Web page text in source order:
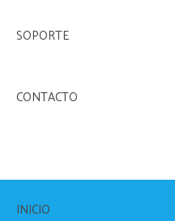
SOPORTE
CONTACTO
INICIO